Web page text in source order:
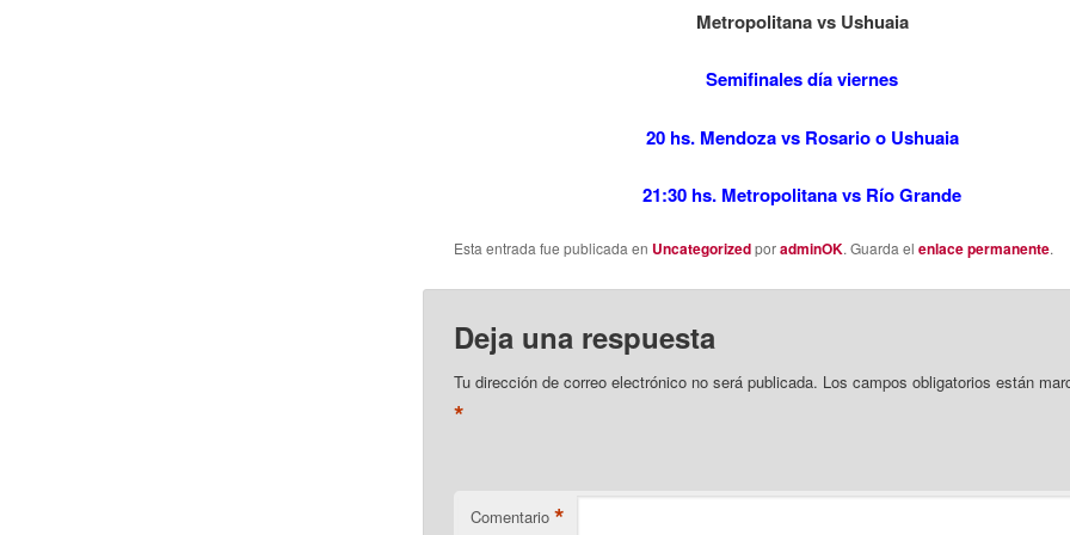
Metropolitana vs Ushuaia
Semifinales día viernes
20 hs. Mendoza vs Rosario o Ushuaia
21:30 hs. Metropolitana vs Río Grande
Esta entrada fue publicada en UncategorizedporadminOK. Guarda el enlace permanente.
Deja una respuesta
Tu dirección de correo electrónico no será publicada. Los campos obligatorios están
*
Comentario *